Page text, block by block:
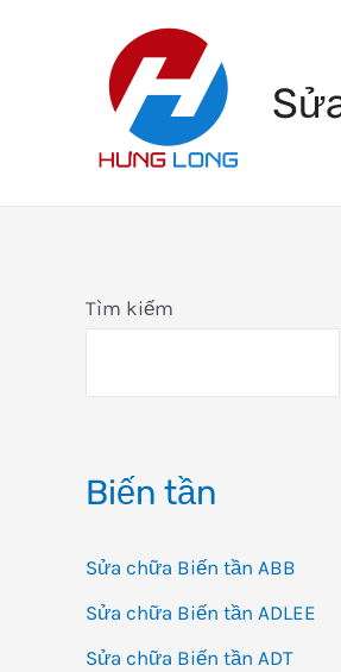
Tìm kiếm
Biến tần
Sửa chữa Biến tần ABB
Sửa chữa Biến tần ADLEE
Sửa chữa Biến tần ADT